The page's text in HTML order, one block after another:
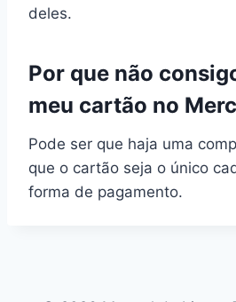
deles.
Por que não
meu cartão no
Pode ser que haja uma
que o cartão seja o único
forma de pagamento.